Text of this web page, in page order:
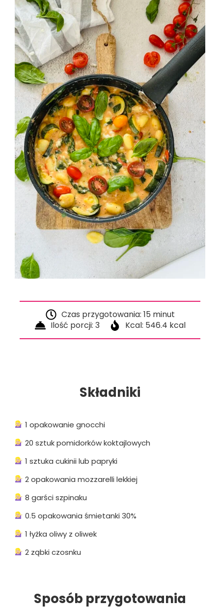
Czas przygotowania: 15 minut
Ilość porcji: 3
Kcal: 546.4 kcal
Składniki
1 opakowanie gnocchi
20 sztuk pomidorków koktajlowych
1 sztuka cukinii lub papryki
2 opakowania mozzarelli lekkiej
8 garści szpinaku
0.5 opakowania śmietanki 30%
1 łyżka oliwy z oliwek
2 ząbki czosnku
Sposób przygotowania